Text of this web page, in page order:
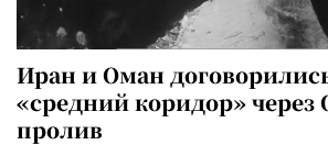
Иран и Оман
«средний коридор» через
пролив